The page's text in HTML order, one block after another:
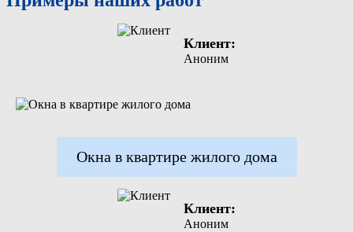
Клиент:
Аноним
Окна в квартире жилого дома
Клиент:
Аноним